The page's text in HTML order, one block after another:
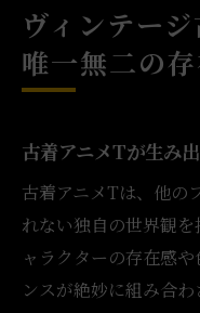
アニメT古
日常コーデを変
アニメT古着
コーデに映
古着アニメT
アニメT古
古着アニメTの
ヴィンテー
唯一無二の
古着アニメTが生み
古着アニメTは、他の
れない独自の世界観
ャラクターの存在感
ンスが絶妙に組み合